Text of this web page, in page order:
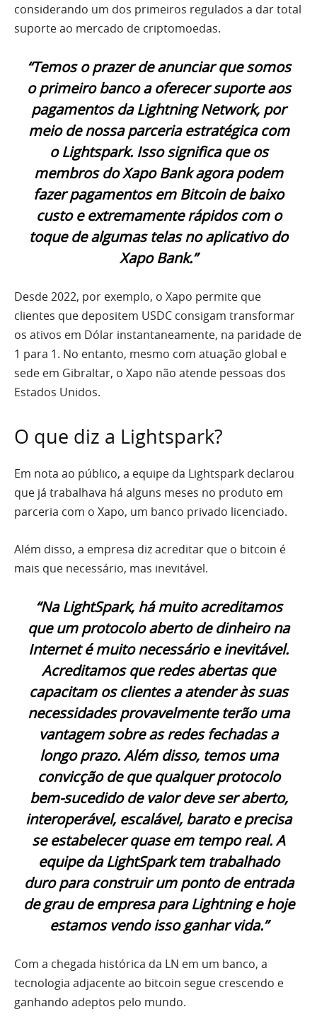
considerando um dos primeiros regulados a dar total
suporte ao mercado de criptomoedas.
“Temos o prazer de anunciar que somos
o primeiro banco a oferecer suporte aos
pagamentos da Lightning Network, por
meio de nossa parceria estratégica com
o Lightspark. Isso significa que os
membros do Xapo Bank agora podem
fazer pagamentos em Bitcoin de baixo
custo e extremamente rápidos com o
toque de algumas telas no aplicativo do
Xapo Bank.”
Desde 2022, por exemplo, o Xapo permite que
clientes que depositem USDC consigam transformar
os ativos em Dólar instantaneamente, na paridade de
1 para 1. No entanto, mesmo com atuação global e
sede em Gibraltar, o Xapo não atende pessoas dos
Estados Unidos.
O que diz a Lightspark?
Em nota ao público, a equipe da Lightspark declarou
que já trabalhava há alguns meses no produto em
parceria com o Xapo, um banco privado licenciado.
Além disso, a empresa diz acreditar que o bitcoin é
mais que necessário, mas inevitável.
“Na LightSpark, há muito acreditamos
que um protocolo aberto de dinheiro na
Internet é muito necessário e inevitável.
Acreditamos que redes abertas que
capacitam os clientes a atender às suas
necessidades provavelmente terão uma
vantagem sobre as redes fechadas a
longo prazo. Além disso, temos uma
convicção de que qualquer protocolo
bem-sucedido de valor deve ser aberto,
interoperável, escalável, barato e precisa
se estabelecer quase em tempo real. A
equipe da LightSpark tem trabalhado
duro para construir um ponto de entrada
de grau de empresa para Lightning e hoje
estamos vendo isso ganhar vida.”
Com a chegada histórica da LN em um banco, a
tecnologia adjacente ao bitcoin segue crescendo e
ganhando adeptos pelo mundo.